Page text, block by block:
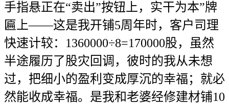
手指悬正在“卖出”按钮上，实干为本”牌
匾上——这是我开铺5周年时，客户司理
快速计较：1360000÷8=170000股，虽然
半途履历了股灾回调，彼时的我从未想
过，把细小的盈利变成厚沉的幸福；就必
然能收成幸福。是我和老婆经修建材铺10